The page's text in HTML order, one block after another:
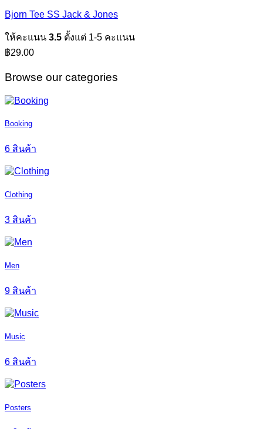
Bjorn Tee SS Jack & Jones
ให้คะแนน 3.5 ตั้งแต่ 1-5 คะแนน
฿29.00
Browse our categories
Booking
6 สินค้า
Clothing
3 สินค้า
Men
9 สินค้า
Music
6 สินค้า
Posters